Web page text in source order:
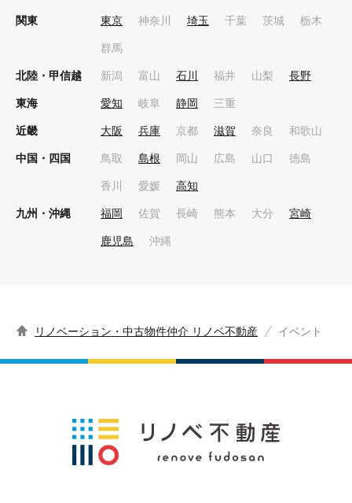
関東 東京 神奈川 埼玉 千葉 茨城 栃木
群馬
北陸・甲信越 新潟 富山 石川 福井 山梨 長野
東海 愛知 岐阜 静岡 三重
近畿 大阪 兵庫 京都 滋賀 奈良 和歌山
中国・四国 鳥取 島根 岡山 広島 山口 徳島
香川 愛媛 高知
九州・沖縄 福岡 佐賀 長崎 熊本 大分 宮崎
鹿児島 沖縄
リノベーション・中古物件仲介 リノベ不動産 イベント